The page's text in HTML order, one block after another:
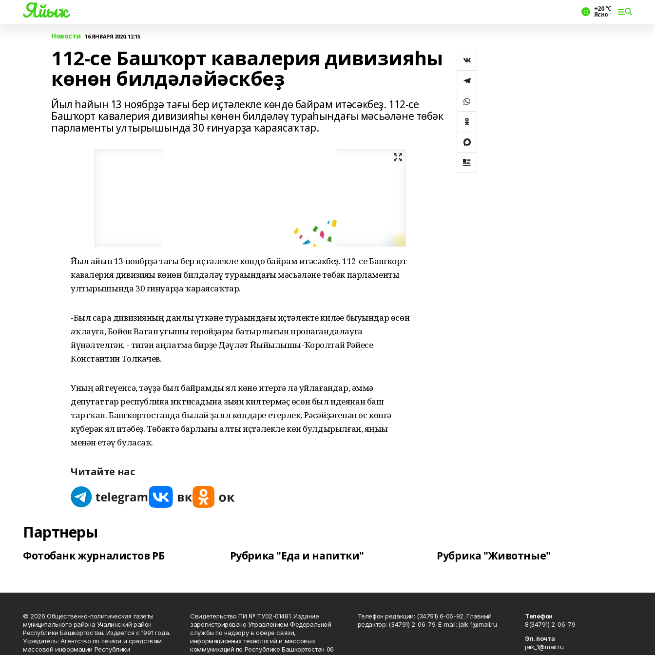
Яйыҡ +20 °С
Ясно
Новости 16 ЯНВАРЯ 2020, 12:15
112-се Башҡорт кавалерия дивизияһы
көнөн билдәләйәскбеҙ
Йыл һайын 13 ноябрҙә тағы бер иҫтәлекле көндө байрам итәсәкбеҙ. 112-се
Башҡорт кавалерия дивизияһы көнөн билдәләү тураһындағы мәсьәләне төбәк
парламенты ултырышында 30 ғинуарҙа ҡараясаҡтар.
Йыл һайын 13 ноябрҙә тағы бер иҫтәлекле көндө байрам итәсәкбеҙ. 112-се Башҡорт
кавалерия дивизияһы көнөн билдәләү тураһындағы мәсьәләне төбәк парламенты
ултырышында 30 ғинуарҙа ҡараясаҡтар.
-Был сара дивизияның данлы үткәне тураһындағы иҫтәлекте киләһе быуындар өсөн
һаҡлауға, Бөйөк Ватан һуғышы геройҙары батырлығын пропагандалауға
йүнәлтелгән, - тигән аңлатма бирҙе Дәүләт Йыйылышы-Ҡоролтай Рәйесе
Константин Толкачев.
Уның әйтеүенсә, тәүҙә был байрамды ял көнө итергә лә уйлағандар, әммә
депутаттар республика иҡтисадына зыян килтермәҫ өсөн был идеянан баш
тартҡан. Башҡортостанда былай ҙа ял көндәре етерлек, Рәсәйҙәгенән өс көнгә
күберәк ял итәбеҙ. Төбәктә барлығы алты иҫтәлекле көн булдырылған, яңыһы
менән етәү буласаҡ.
Читайте нас
Партнеры
Фотобанк журналистов РБ Рубрика "Еда и напитки" Рубрика "Животные"
© 2026 Общественно-политическая газеты
муниципального района Учалинский район
Республики Башкортостан. Издается с 1991 года.
Учредитель: Агентство по печати и средствам
массовой информации Республики
Свидетельство ПИ № ТУ02-01481. Издание
зарегистрировано Управлением Федеральной
службы по надзору в сфере связи,
информационных технологий и массовых
коммуникаций по Республике Башкортостан 06
Телефон редакции: (34791) 6-06-92. Главный
редактор: (34791) 2-06-79. Е-mаil: jaik_1@mail.ru
Телефон
8(34791) 2-06-79
Эл. почта
jaik_1@mail.ru